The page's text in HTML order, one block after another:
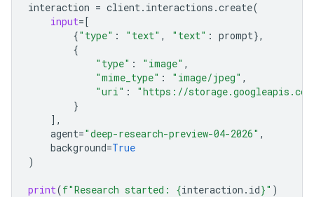
interaction = client. interactions .create(
input=[
{"type" : "text" , "text" : prompt},
{
"type" : "image" ,
"mime_type" : "image/jpeg" ,
"uri" :
"https://
}
],
agent="deep-research-preview-04-2026" ,
background=True
)
print(f"Research started: {interaction . id}" )